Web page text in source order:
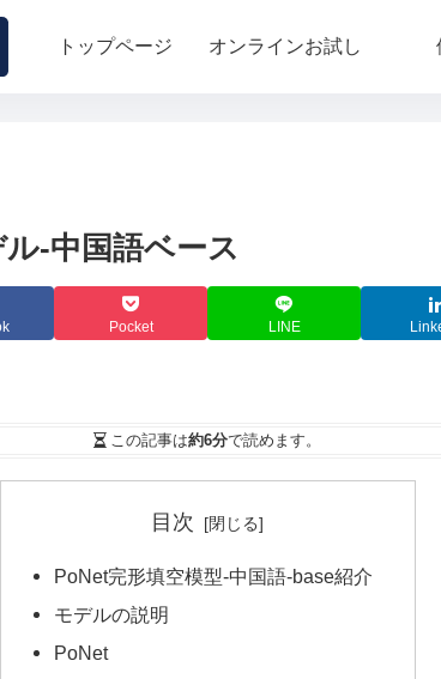
トップページ オンラインお試し
-中国語ベース
Pocket LINE
この記事は約6分で読めます。
目次
PoNet完形填空模型-中国語-base紹介
モデルの説明
PoNet